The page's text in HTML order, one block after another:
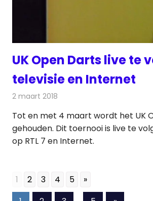
UK Open Darts live te
televisie en Internet
2 maart 2018
Tot en met 4 maart wordt het UK
gehouden. Dit toernooi is live te
op RTL 7 en Internet.
1 2 3 4 5 »